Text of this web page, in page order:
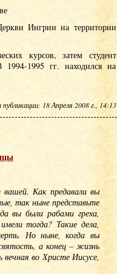
Ингрии на территории
курсов, затем студент
1995 гг. находился на
18 Апреля 2008 г., 14:13
вашей. Как предавали вы
так ныне представьте
вы были рабами греха,
тогда? Такие дела,
Но ныне, когда вы
а конец – жизнь
во Христе Иисусе,